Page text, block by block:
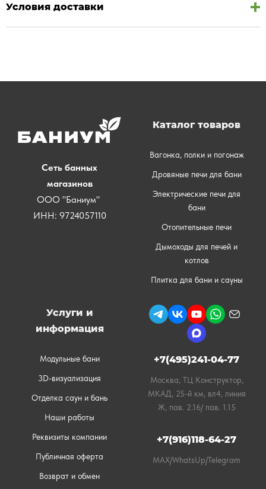
Условия доставки
Сеть банных
магазинов
ООО "Баниум"
ИНН: 9724057110
Каталог товаров
Вагонка, полки и погонаж
Дровяные печи для бани
Электрические печи для
бани
Отопительные печи
Дымоходы для печей и
котлов
Плитка для бани и сауны
Услуги и
информация
Модульные бани
3D-визуализация
Отделка саун и бань
Наши работы
Реквизиты компании
Публичная оферта
Возврат и обмен
+7(495)241-04-77
Москва, ТЦ Конструктор,
МКАД, 25-й км, вл4, линия
Ж, пав. 2.16/ пав. 1.15
+7(916)118-64-27
MAX/WhatsUp/Telegram